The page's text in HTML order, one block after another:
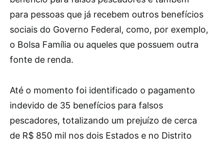
para pessoas que já recebem outros benefícios
sociais do Governo Federal, como, por exemplo,
o Bolsa Família ou aqueles que possuem outra
fonte de renda.
Até o momento foi identificado o pagamento
indevido de 35 benefícios para falsos
pescadores, totalizando um prejuízo de cerca
de R$ 850 mil nos dois Estados e no Distrito